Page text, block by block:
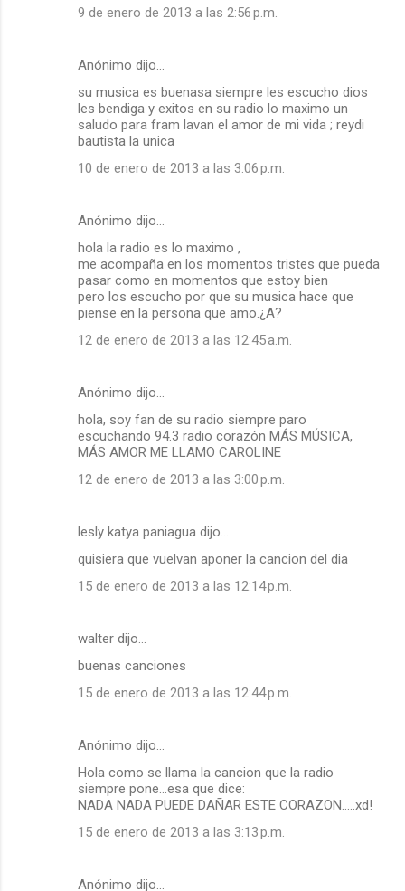
9 de enero de 2013 a las 2:56 p.m.
Anónimo dijo…
su musica es buenasa siempre les escucho dios
les bendiga y exitos en su radio lo maximo un
saludo para fram lavan el amor de mi vida ; reydi
bautista la unica
10 de enero de 2013 a las 3:06 p.m.
Anónimo dijo…
hola la radio es lo maximo ,
me acompaña en los momentos tristes que pueda
pasar como en momentos que estoy bien
pero los escucho por que su musica hace que
piense en la persona que amo.¿A?
12 de enero de 2013 a las 12:45 a.m.
Anónimo dijo…
hola, soy fan de su radio siempre paro
escuchando 94.3 radio corazón MÁS MÚSICA,
MÁS AMOR ME LLAMO CAROLINE
12 de enero de 2013 a las 3:00 p.m.
lesly katya paniagua dijo…
quisiera que vuelvan aponer la cancion del dia
15 de enero de 2013 a las 12:14 p.m.
walter dijo…
buenas canciones
15 de enero de 2013 a las 12:44 p.m.
Anónimo dijo…
Hola como se llama la cancion que la radio
siempre pone...esa que dice:
NADA NADA PUEDE DAÑAR ESTE CORAZON.....xd!
15 de enero de 2013 a las 3:13 p.m.
Anónimo dijo…